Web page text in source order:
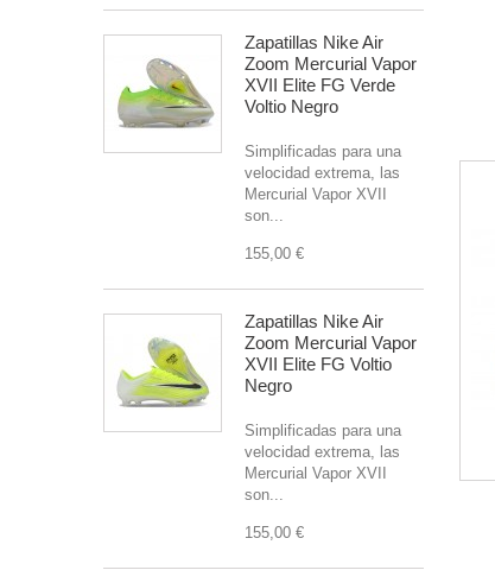
Zapatillas Nike Air
Zoom Mercurial Vapor
XVII Elite FG Verde
Voltio Negro
Simplificadas para una
velocidad extrema, las
Mercurial Vapor XVII
son...
155,00 €
Zapatillas Nike Air
Zoom Mercurial Vapor
XVII Elite FG Voltio
Negro
Simplificadas para una
velocidad extrema, las
Mercurial Vapor XVII
son...
155,00 €